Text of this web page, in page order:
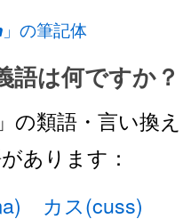
」の筆記体
は何ですか？
の類語・言い換え
あります：
カス(cuss)